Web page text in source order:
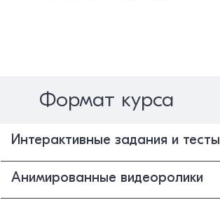
Формат курса
Интерактивные задания и тесты
Анимированные видеоролики